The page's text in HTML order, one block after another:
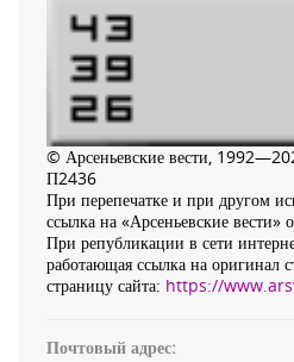
© Арсеньевские вести,
П2436
При перепечатке и при другом
ссылка на «Арсеньевские вести»
При републикации в сети
работающая ссылка на оригинал
страницу сайта: https://
Почтовый адрес: